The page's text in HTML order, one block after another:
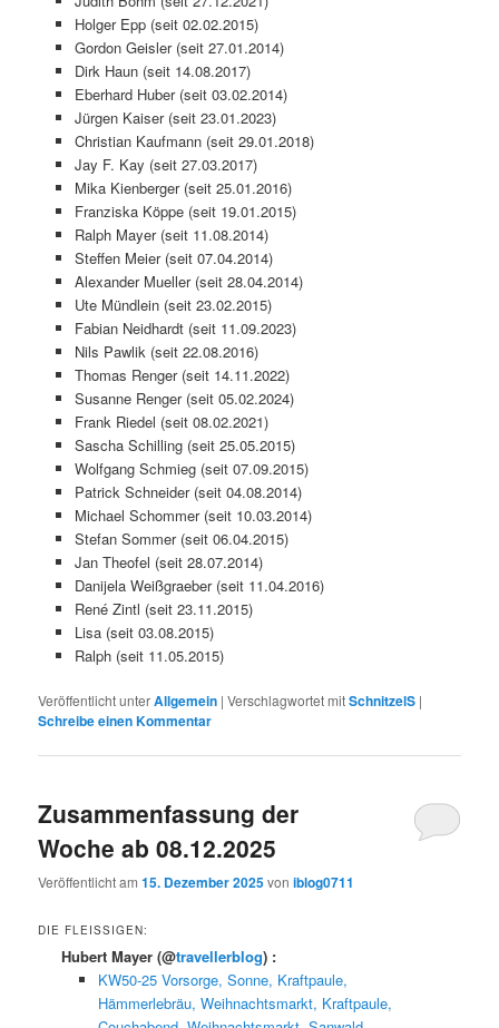
Holger Epp (seit 02.02.2015)
Gordon Geisler (seit 27.01.2014)
Dirk Haun (seit 14.08.2017)
Eberhard Huber (seit 03.02.2014)
Jürgen Kaiser (seit 23.01.2023)
Christian Kaufmann (seit 29.01.2018)
Jay F. Kay (seit 27.03.2017)
Mika Kienberger (seit 25.01.2016)
Franziska Köppe (seit 19.01.2015)
Ralph Mayer (seit 11.08.2014)
Steffen Meier (seit 07.04.2014)
Alexander Mueller (seit 28.04.2014)
Ute Mündlein (seit 23.02.2015)
Fabian Neidhardt (seit 11.09.2023)
Nils Pawlik (seit 22.08.2016)
Thomas Renger (seit 14.11.2022)
Susanne Renger (seit 05.02.2024)
Frank Riedel (seit 08.02.2021)
Sascha Schilling (seit 25.05.2015)
Wolfgang Schmieg (seit 07.09.2015)
Patrick Schneider (seit 04.08.2014)
Michael Schommer (seit 10.03.2014)
Stefan Sommer (seit 06.04.2015)
Jan Theofel (seit 28.07.2014)
Danijela Weißgraeber (seit 11.04.2016)
René Zintl (seit 23.11.2015)
Lisa (seit 03.08.2015)
Ralph (seit 11.05.2015)
Veröffentlicht unterAllgemein |Verschlagwortet mitSchnitzelS |
Schreibe einen Kommentar
Zusammenfassung der
Woche ab 08.12.2025
Veröffentlicht am15. Dezember 2025voniblog0711
DIE FLEISSIGEN:
Hubert Mayer(@travellerblog) :
KW50-25 Vorsorge, Sonne, Kraftpaule,
Hämmerlebräu, Weihnachtsmarkt, Kraftpaule,